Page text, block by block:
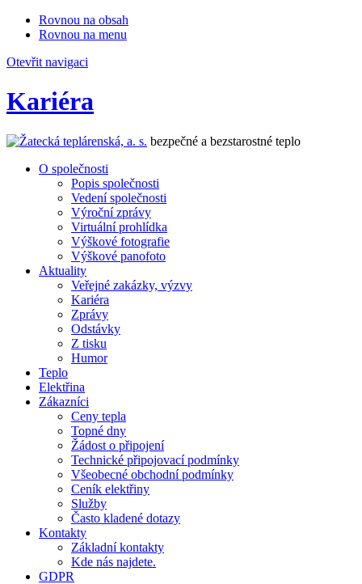
Rovnou na obsah
Rovnou na menu
Otevřit navigaci
Kariéra
bezpečné a bezstarostné teplo
O společnosti
Popis společnosti
Vedení společnosti
Výroční zprávy
Virtuální prohlídka
Výškové fotografie
Výškové panofoto
Aktuality
Veřejné zakázky, výzvy
Kariéra
Zprávy
Odstávky
Z tisku
Humor
Teplo
Elektřina
Zákazníci
Ceny tepla
Topné dny
Žádost o připojení
Technické připojovací podmínky
Všeobecné obchodní podmínky
Ceník elektřiny
Služby
Často kladené dotazy
Kontakty
Základní kontakty
Kde nás najdete.
GDPR